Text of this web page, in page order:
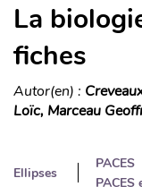
La
fiches
Autor(en) :
Loïc, Marceau
Ellipses
PACES
PACES